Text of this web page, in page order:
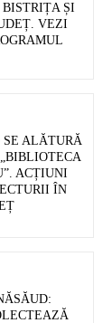
ȘI
VEZI
SE ALĂTURĂ
ACȚIUNI
ÎN